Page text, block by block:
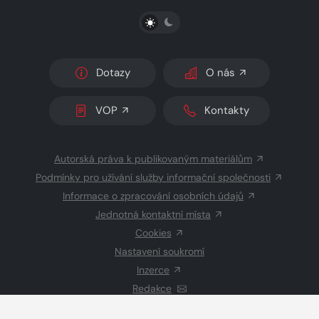
PŘEPNOUT SVĚTLÝ/TMAVÝ REŽIM
Dotazy O nás
VOP Kontakty
Autorská práva k publikovaným materiálům
Podmínky pro užívání služby informační společnosti
Informace o zpracování osobních údajů
Jednotná kontaktní místa
Cookies
Nastavení soukromí
Inzerce
Redakce